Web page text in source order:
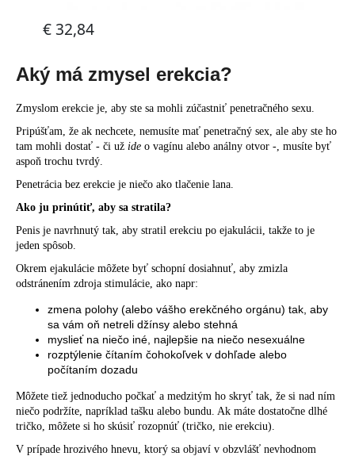
Aký má zmysel erekcia?
Zmyslom erekcie je, aby ste sa mohli zúčastniť penetračného sexu.
Pripúšťam, že ak nechcete, nemusíte mať penetračný sex, ale aby ste ho
tam mohli dostať - či už ide o vagínu alebo análny otvor -, musíte byť
aspoň trochu tvrdý.
Penetrácia bez erekcie je niečo ako tlačenie lana.
Ako ju prinútiť, aby sa stratila?
Penis je navrhnutý tak, aby stratil erekciu po ejakulácii, takže to je
jeden spôsob.
Okrem ejakulácie môžete byť schopní dosiahnuť, aby zmizla
odstránením zdroja stimulácie, ako napr:
zmena polohy (alebo vášho erekčného orgánu) tak, aby
sa vám oň netreli džínsy alebo stehná
myslieť na niečo iné, najlepšie na niečo nesexuálne
rozptýlenie čítaním čohokoľvek v dohľade alebo
počítaním dozadu
Môžete tiež jednoducho počkať a medzitým ho skryť tak, že si nad ním
niečo podržíte, napríklad tašku alebo bundu. Ak máte dostatočne dlhé
tričko, môžete si ho skúsiť rozopnúť (tričko, nie erekciu).
V prípade hrozivého hnevu, ktorý sa objaví v obzvlášť nevhodnom